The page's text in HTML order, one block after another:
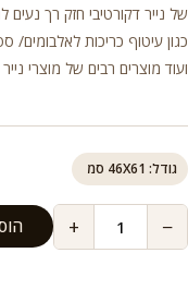
של נייר דקורטיבי חזק רך נעים
כגון עיטוף כריכות
ועוד מוצרים רבים של מוצרי נייר
גודל: 46X61 סמ
−
+